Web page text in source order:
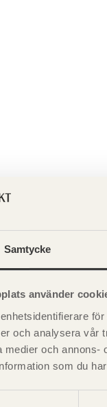
Samtycke
använder
och analysera vår
medier och annons-
som du